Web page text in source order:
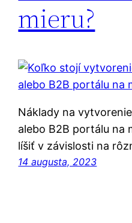
mieru?
Náklady na
alebo B2B portálu na
líšiť v závislosti na
14 augusta, 2023